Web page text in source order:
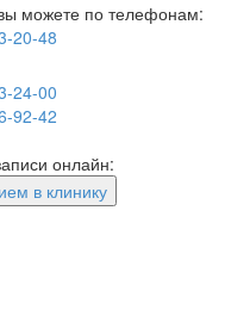
можете по телефонам:
20-48
24-00
92-42
онлайн:
в клинику